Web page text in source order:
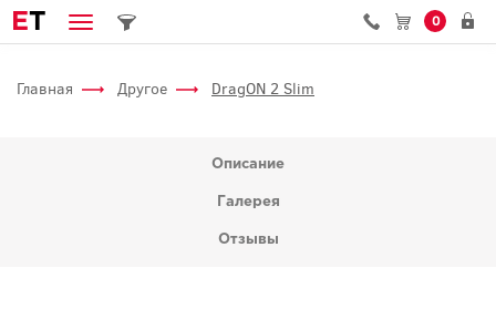
ET 0
Главная Другое DragON 2 Slim
Описание
Галерея
Отзывы